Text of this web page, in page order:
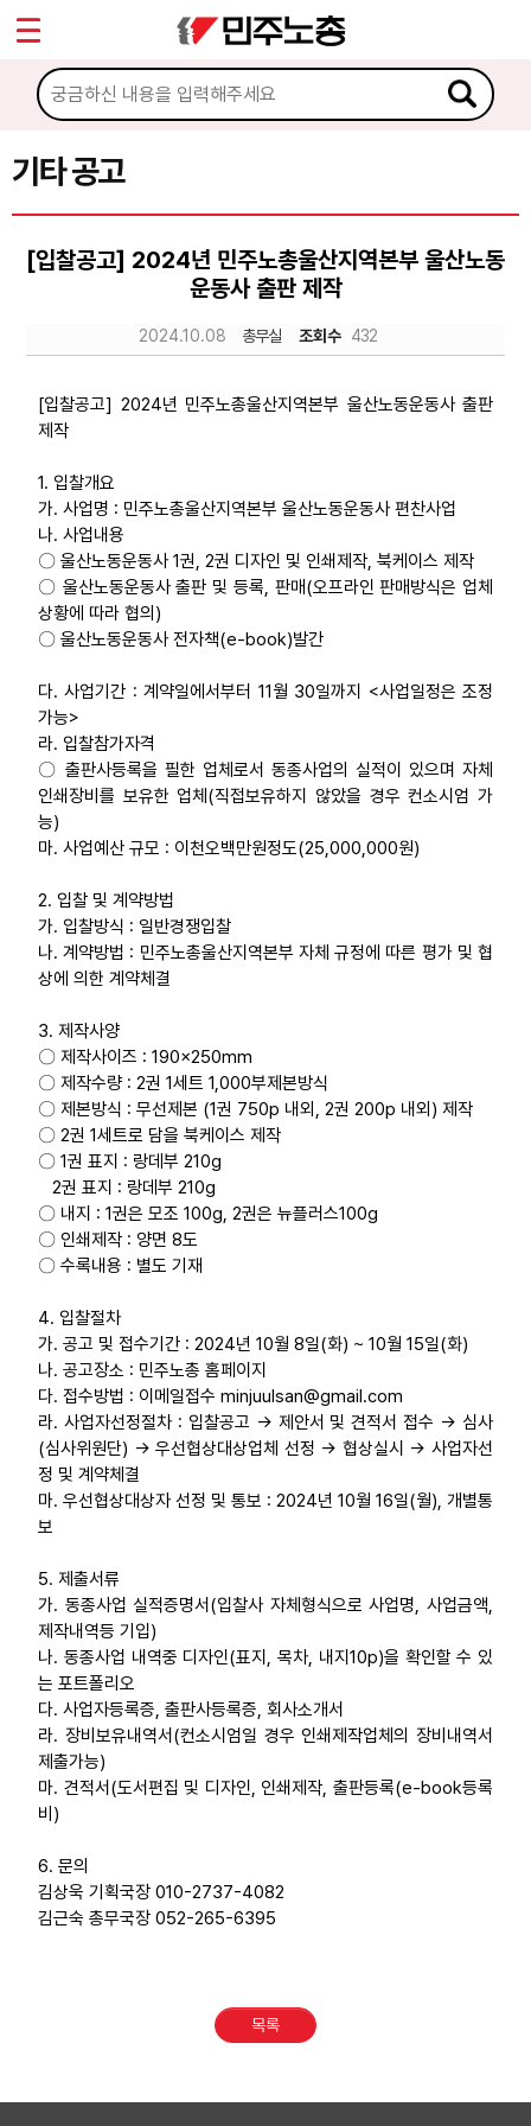
기타 공고
[입찰공고] 2024년 민주노총울산지역본부 울산노동
운동사 출판 제작
2024.10.08 총무실 조회수 432
[입찰공고] 2024년 민주노총울산지역본부 울산노동운동사 출판
제작
1. 입찰개요
가. 사업명 : 민주노총울산지역본부 울산노동운동사 편찬사업
나. 사업내용
〇 울산노동운동사 1권, 2권 디자인 및 인쇄제작, 북케이스 제작
〇 울산노동운동사 출판 및 등록, 판매(오프라인 판매방식은 업체
상황에 따라 협의)
〇 울산노동운동사 전자책(e-book)발간
다. 사업기간 : 계약일에서부터 11월 30일까지 <사업일정은 조정
가능>
라. 입찰참가자격
〇 출판사등록을 필한 업체로서 동종사업의 실적이 있으며 자체
인쇄장비를 보유한 업체(직접보유하지 않았을 경우 컨소시엄 가
능)
마. 사업예산 규모 : 이천오백만원정도(25,000,000원)
2. 입찰 및 계약방법
가. 입찰방식 : 일반경쟁입찰
나. 계약방법 : 민주노총울산지역본부 자체 규정에 따른 평가 및 협
상에 의한 계약체결
3. 제작사양
〇 제작사이즈 : 190×250mm
〇 제작수량 : 2권 1세트 1,000부제본방식
〇 제본방식 : 무선제본 (1권 750p 내외, 2권 200p 내외) 제작
〇 2권 1세트로 담을 북케이스 제작
〇 1권 표지 : 랑데부 210g
2권 표지 : 랑데부 210g
〇 내지 : 1권은 모조 100g, 2권은 뉴플러스100g
〇 인쇄제작 : 양면 8도
〇 수록내용 : 별도 기재
4. 입찰절차
가. 공고 및 접수기간 : 2024년 10월 8일(화) ~ 10월 15일(화)
나. 공고장소 : 민주노총 홈페이지
다. 접수방법 : 이메일접수 minjuulsan@gmail.com
라. 사업자선정절차 : 입찰공고 -> 제안서 및 견적서 접수 -> 심사
(심사위원단) -> 우선협상대상업체 선정 -> 협상실시 -> 사업자선
정 및 계약체결
마. 우선협상대상자 선정 및 통보 : 2024년 10월 16일(월), 개별통
보
5. 제출서류
가. 동종사업 실적증명서(입찰사 자체형식으로 사업명, 사업금액,
제작내역등 기입)
나. 동종사업 내역중 디자인(표지, 목차, 내지10p)을 확인할 수 있
는 포트폴리오
다. 사업자등록증, 출판사등록증, 회사소개서
라. 장비보유내역서(컨소시엄일 경우 인쇄제작업체의 장비내역서
제출가능)
마. 견적서(도서편집 및 디자인, 인쇄제작, 출판등록(e-book등록
비)
6. 문의
김상욱 기획국장 010-2737-4082
김근숙 총무국장 052-265-6395
목록
마이페이지
소개
소식
공지사항
성명·보도
자료
부설기관
업무
Sketchbook5, 스케치북5
Sketchbook5, 스케치북5